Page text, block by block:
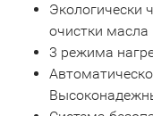
Экологически
очистки масла
3 режима